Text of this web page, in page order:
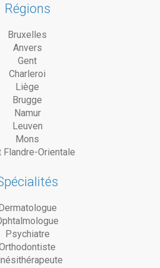
Régions
Bruxelles
Anvers
Gent
Charleroi
Liège
Brugge
Namur
Leuven
Mons
Flandre-Orientale
Psychiatre